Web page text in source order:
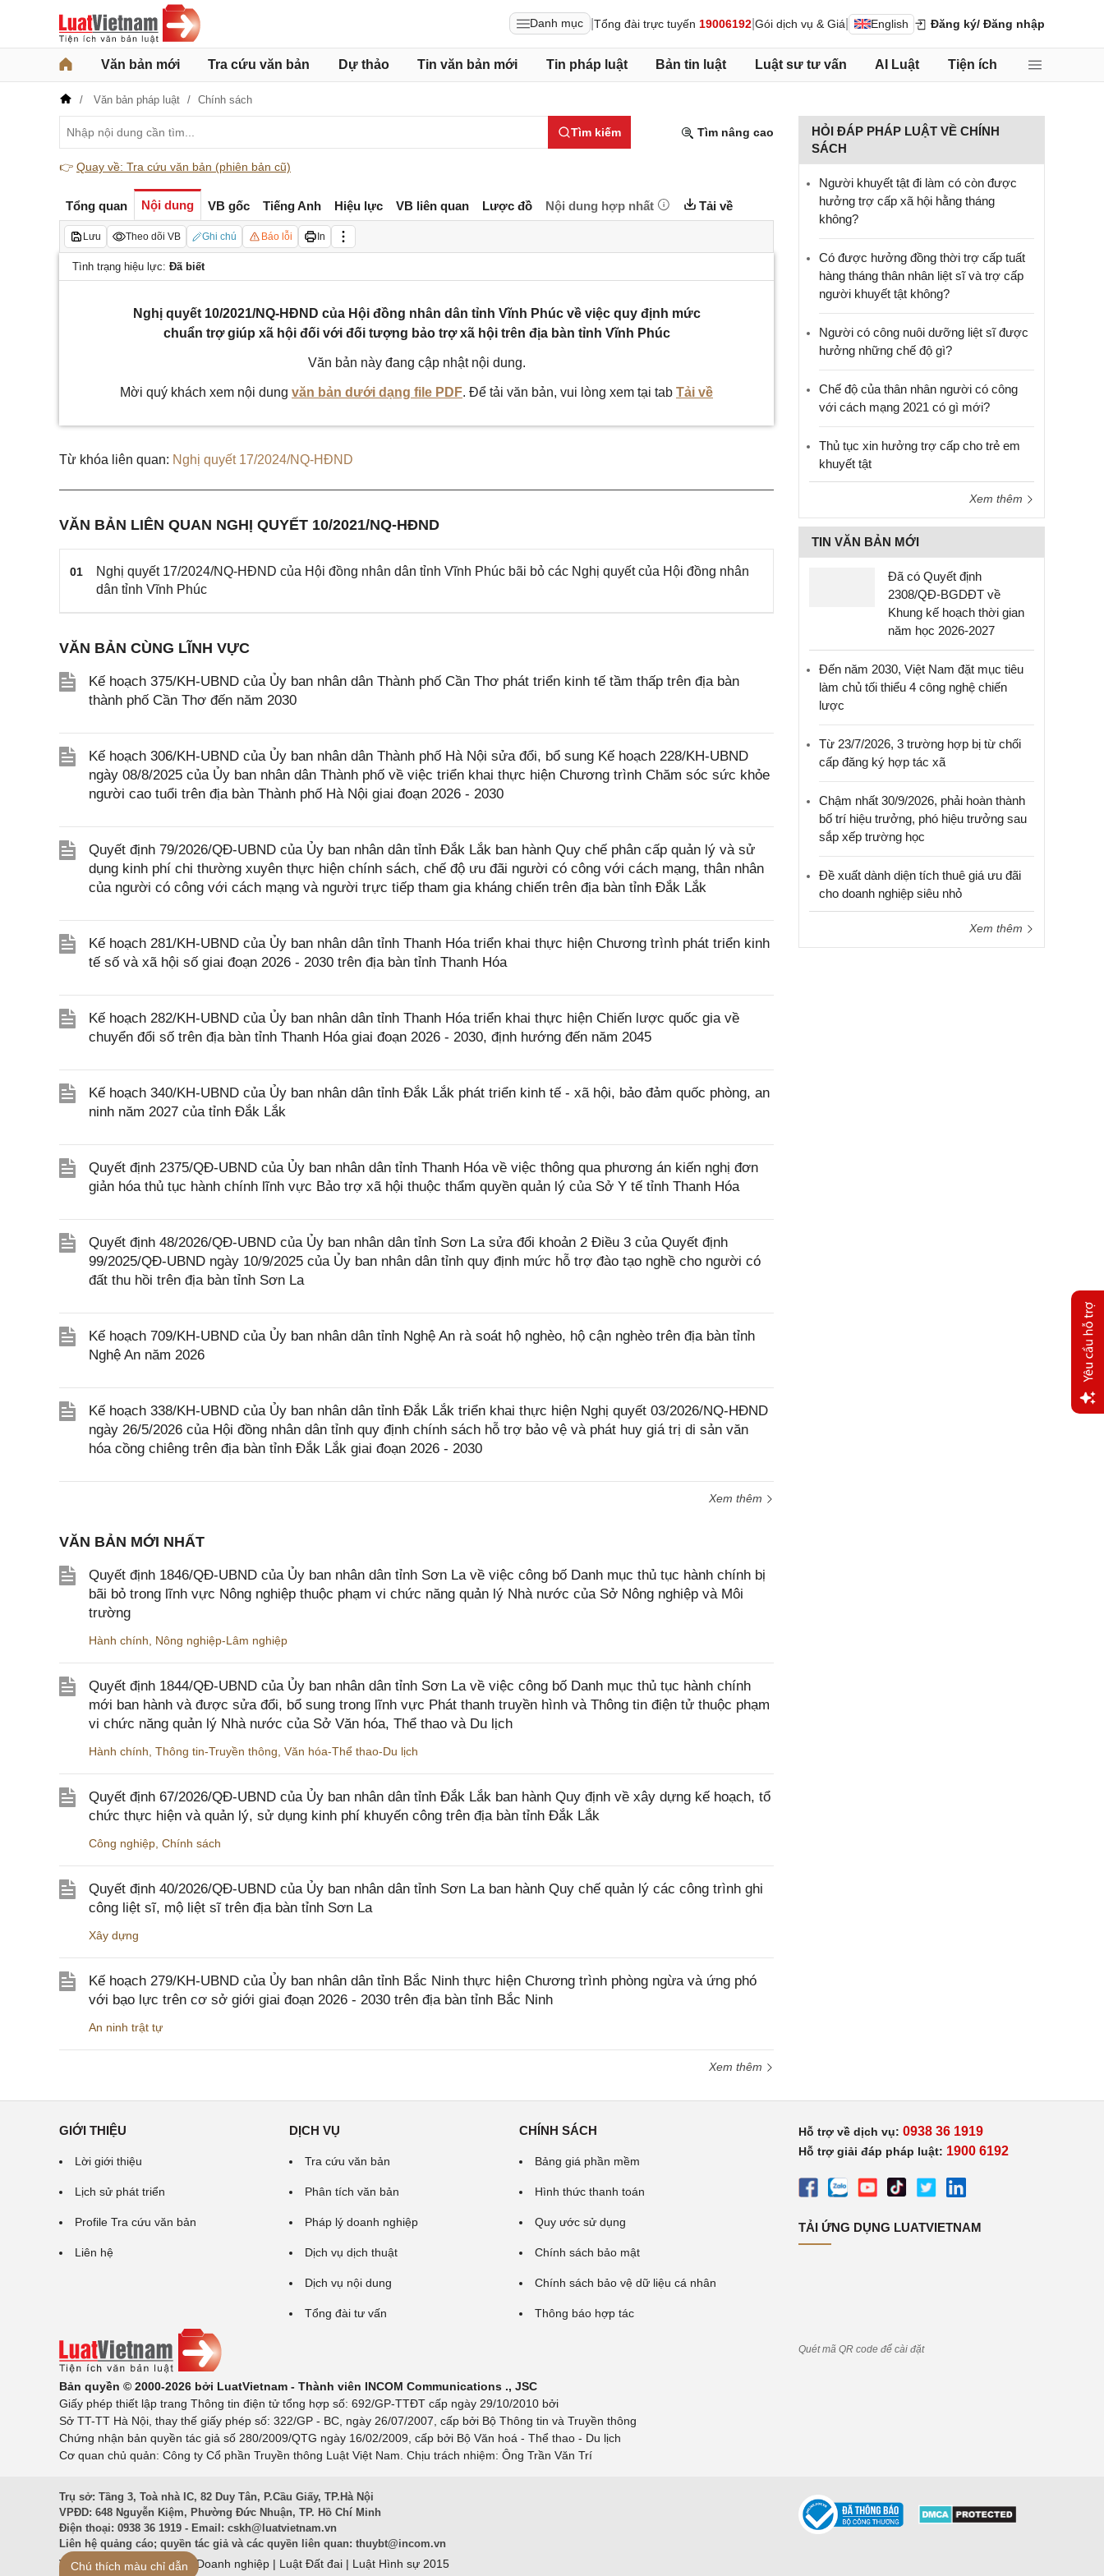
Danh mục Tổng đài trực tuyến 19006192 Gói dịch vụ & Giá English Đăng ký/ Đăng nhập
Văn bản mới Tra cứu văn bản Dự thảo Tin văn bản mới Tin pháp luật Bản tin luật Luật sư tư vấn AI Luật Tiện ích
Văn bản pháp luật Chính sách
Tìm kiếm Tìm nâng cao
👉 Quay về: Tra cứu văn bản (phiên bản cũ)
Tổng quan Nội dung VB gốc Tiếng Anh Hiệu lực VB liên quan Lược đồ Nội dung hợp nhất Tải về
Lưu Theo dõi VB Ghi chú Báo lỗi In
Tình trạng hiệu lực: Đã biết
Nghị quyết 10/2021/NQ-HĐND của Hội đồng nhân dân tỉnh Vĩnh Phúc về việc quy định mức
chuẩn trợ giúp xã hội đối với đối tượng bảo trợ xã hội trên địa bàn tỉnh Vĩnh Phúc
Văn bản này đang cập nhật nội dung.
Mời quý khách xem nội dung văn bản dưới dạng file PDF. Để tải văn bản, vui lòng xem tại tab Tải về
Từ khóa liên quan: Nghị quyết 17/2024/NQ-HĐND
VĂN BẢN LIÊN QUAN NGHỊ QUYẾT 10/2021/NQ-HĐND
01
Nghị quyết 17/2024/NQ-HĐND của Hội đồng nhân dân tỉnh Vĩnh Phúc bãi bỏ các Nghị quyết của Hội đồng nhân
dân tỉnh Vĩnh Phúc
VĂN BẢN CÙNG LĨNH VỰC
Kế hoạch 375/KH-UBND của Ủy ban nhân dân Thành phố Cần Thơ phát triển kinh tế tầm thấp trên địa bàn
thành phố Cần Thơ đến năm 2030
Kế hoạch 306/KH-UBND của Ủy ban nhân dân Thành phố Hà Nội sửa đổi, bổ sung Kế hoạch 228/KH-UBND
ngày 08/8/2025 của Ủy ban nhân dân Thành phố về việc triển khai thực hiện Chương trình Chăm sóc sức khỏe
người cao tuổi trên địa bàn Thành phố Hà Nội giai đoạn 2026 - 2030
Quyết định 79/2026/QĐ-UBND của Ủy ban nhân dân tỉnh Đắk Lắk ban hành Quy chế phân cấp quản lý và sử
dụng kinh phí chi thường xuyên thực hiện chính sách, chế độ ưu đãi người có công với cách mạng, thân nhân
của người có công với cách mạng và người trực tiếp tham gia kháng chiến trên địa bàn tỉnh Đắk Lắk
Kế hoạch 281/KH-UBND của Ủy ban nhân dân tỉnh Thanh Hóa triển khai thực hiện Chương trình phát triển kinh
tế số và xã hội số giai đoạn 2026 - 2030 trên địa bàn tỉnh Thanh Hóa
Kế hoạch 282/KH-UBND của Ủy ban nhân dân tỉnh Thanh Hóa triển khai thực hiện Chiến lược quốc gia về
chuyển đổi số trên địa bàn tỉnh Thanh Hóa giai đoạn 2026 - 2030, định hướng đến năm 2045
Kế hoạch 340/KH-UBND của Ủy ban nhân dân tỉnh Đắk Lắk phát triển kinh tế - xã hội, bảo đảm quốc phòng, an
ninh năm 2027 của tỉnh Đắk Lắk
Quyết định 2375/QĐ-UBND của Ủy ban nhân dân tỉnh Thanh Hóa về việc thông qua phương án kiến nghị đơn
giản hóa thủ tục hành chính lĩnh vực Bảo trợ xã hội thuộc thẩm quyền quản lý của Sở Y tế tỉnh Thanh Hóa
Quyết định 48/2026/QĐ-UBND của Ủy ban nhân dân tỉnh Sơn La sửa đổi khoản 2 Điều 3 của Quyết định
99/2025/QĐ-UBND ngày 10/9/2025 của Ủy ban nhân dân tỉnh quy định mức hỗ trợ đào tạo nghề cho người có
đất thu hồi trên địa bàn tỉnh Sơn La
Kế hoạch 709/KH-UBND của Ủy ban nhân dân tỉnh Nghệ An rà soát hộ nghèo, hộ cận nghèo trên địa bàn tỉnh
Nghệ An năm 2026
Kế hoạch 338/KH-UBND của Ủy ban nhân dân tỉnh Đắk Lắk triển khai thực hiện Nghị quyết 03/2026/NQ-HĐND
ngày 26/5/2026 của Hội đồng nhân dân tỉnh quy định chính sách hỗ trợ bảo vệ và phát huy giá trị di sản văn
hóa cồng chiêng trên địa bàn tỉnh Đắk Lắk giai đoạn 2026 - 2030
Xem thêm
VĂN BẢN MỚI NHẤT
Quyết định 1846/QĐ-UBND của Ủy ban nhân dân tỉnh Sơn La về việc công bố Danh mục thủ tục hành chính bị
bãi bỏ trong lĩnh vực Nông nghiệp thuộc phạm vi chức năng quản lý Nhà nước của Sở Nông nghiệp và Môi
trường
Hành chính Nông nghiệp-Lâm nghiệp
Quyết định 1844/QĐ-UBND của Ủy ban nhân dân tỉnh Sơn La về việc công bố Danh mục thủ tục hành chính
mới ban hành và được sửa đổi, bổ sung trong lĩnh vực Phát thanh truyền hình và Thông tin điện tử thuộc phạm
vi chức năng quản lý Nhà nước của Sở Văn hóa, Thể thao và Du lịch
Hành chính Thông tin-Truyền thông Văn hóa-Thể thao-Du lịch
Quyết định 67/2026/QĐ-UBND của Ủy ban nhân dân tỉnh Đắk Lắk ban hành Quy định về xây dựng kế hoạch, tổ
chức thực hiện và quản lý, sử dụng kinh phí khuyến công trên địa bàn tỉnh Đắk Lắk
Công nghiệp Chính sách
Quyết định 40/2026/QĐ-UBND của Ủy ban nhân dân tỉnh Sơn La ban hành Quy chế quản lý các công trình ghi
công liệt sĩ, mộ liệt sĩ trên địa bàn tỉnh Sơn La
Xây dựng
Kế hoạch 279/KH-UBND của Ủy ban nhân dân tỉnh Bắc Ninh thực hiện Chương trình phòng ngừa và ứng phó
với bạo lực trên cơ sở giới giai đoạn 2026 - 2030 trên địa bàn tỉnh Bắc Ninh
An ninh trật tự
Xem thêm
HỎI ĐÁP PHÁP LUẬT VỀ CHÍNH
SÁCH
Người khuyết tật đi làm có còn được
hưởng trợ cấp xã hội hằng tháng
không?
​Có được hưởng đồng thời trợ cấp tuất
hàng tháng thân nhân liệt sĩ và trợ cấp
người khuyết tật không?
Người có công nuôi dưỡng liệt sĩ được
hưởng những chế độ gì?
Chế độ của thân nhân người có công
với cách mạng 2021 có gì mới?
Thủ tục xin hưởng trợ cấp cho trẻ em
khuyết tật
Xem thêm
TIN VĂN BẢN MỚI
Đã có Quyết định
2308/QĐ-BGDĐT về
Khung kế hoạch thời gian
năm học 2026-2027
Đến năm 2030, Việt Nam đặt mục tiêu
làm chủ tối thiểu 4 công nghệ chiến
lược
Từ 23/7/2026, 3 trường hợp bị từ chối
cấp đăng ký hợp tác xã
Chậm nhất 30/9/2026, phải hoàn thành
bố trí hiệu trưởng, phó hiệu trưởng sau
sắp xếp trường học
Đề xuất dành diện tích thuê giá ưu đãi
cho doanh nghiệp siêu nhỏ
Xem thêm
GIỚI THIỆU
Lời giới thiệu
Lịch sử phát triển
Profile Tra cứu văn bản
Liên hệ
DỊCH VỤ
Tra cứu văn bản
Phân tích văn bản
Pháp lý doanh nghiệp
Dịch vụ dịch thuật
Dịch vụ nội dung
Tổng đài tư vấn
CHÍNH SÁCH
Bảng giá phần mềm
Hình thức thanh toán
Quy ước sử dụng
Chính sách bảo mật
Chính sách bảo vệ dữ liệu cá nhân
Thông báo hợp tác
Bản quyền © 2000-2026 bởi LuatVietnam - Thành viên INCOM Communications ., JSC
Giấy phép thiết lập trang Thông tin điện tử tổng hợp số: 692/GP-TTĐT cấp ngày 29/10/2010 bởi
Sở TT-TT Hà Nội, thay thế giấy phép số: 322/GP - BC, ngày 26/07/2007, cấp bởi Bộ Thông tin và Truyền thông
Chứng nhận bản quyền tác giả số 280/2009/QTG ngày 16/02/2009, cấp bởi Bộ Văn hoá - Thể thao - Du lịch
Cơ quan chủ quản: Công ty Cổ phần Truyền thông Luật Việt Nam. Chịu trách nhiệm: Ông Trần Văn Trí
Hỗ trợ về dịch vụ: 0938 36 1919
Hỗ trợ giải đáp pháp luật: 1900 6192
TẢI ỨNG DỤNG LUATVIETNAM
Quét mã QR code để cài đặt
Trụ sở: Tầng 3, Toà nhà IC, 82 Duy Tân, P.Cầu Giấy, TP.Hà Nội
VPĐD: 648 Nguyễn Kiệm, Phường Đức Nhuận, TP. Hồ Chí Minh
Điện thoại: 0938 36 1919 - Email: cskh@luatvietnam.vn
Liên hệ quảng cáo; quyền tác giả và các quyền liên quan: thuybt@incom.vn
Văn Bản Pháp Luật|Luật Doanh nghiệp | Luật Đất đai | Luật Hình sự 2015
Chú thích màu chỉ dẫn